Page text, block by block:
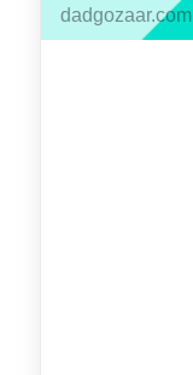
dadgozaar.com